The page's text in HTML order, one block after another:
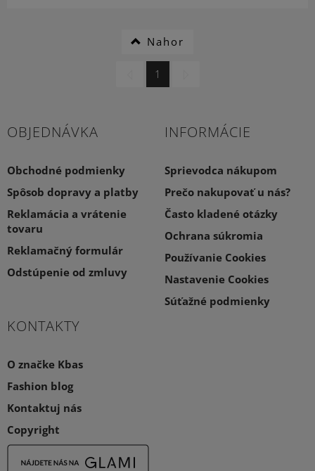
Nahor
1
OBJEDNÁVKA
Obchodné podmienky
Spôsob dopravy a platby
Reklamácia a vrátenie
tovaru
Reklamačný formulár
Odstúpenie od zmluvy
INFORMÁCIE
Sprievodca nákupom
Prečo nakupovať u nás?
Často kladené otázky
Ochrana súkromia
Používanie Cookies
Nastavenie Cookies
Súťažné podmienky
KONTAKTY
O značke Kbas
Fashion blog
Kontaktuj nás
Copyright